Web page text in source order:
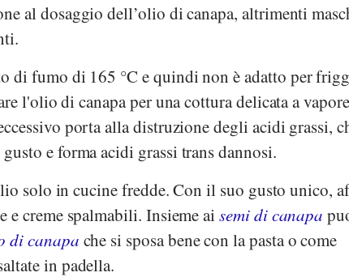
al dosaggio dell’olio di canapa, altrimenti
di fumo di 165 °C e quindi non è adatto per
l'olio di canapa per una cottura delicata a
porta alla distruzione degli acidi grassi,
e forma acidi grassi trans dannosi.
solo in cucine fredde. Con il suo gusto unico,
e creme spalmabili. Insieme aisemi di canapa
di canapa che si sposa bene con la pasta o come
in padella.